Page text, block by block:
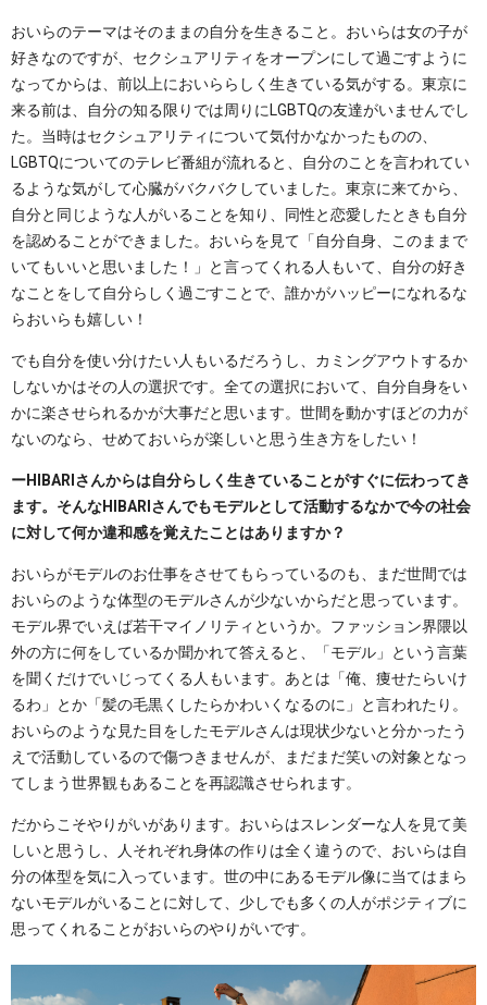
おいらのテーマはそのままの自分を生きること。おいらは女の子が
好きなのですが、セクシュアリティをオープンにして過ごすように
なってからは、前以上においららしく生きている気がする。東京に
来る前は、自分の知る限りでは周りにLGBTQの友達がいませんでし
た。当時はセクシュアリティについて気付かなかったものの、
LGBTQについてのテレビ番組が流れると、自分のことを言われてい
るような気がして心臓がバクバクしていました。東京に来てから、
自分と同じような人がいることを知り、同性と恋愛したときも自分
を認めることができました。おいらを見て「自分自身、このままで
いてもいいと思いました！」と言ってくれる人もいて、自分の好き
なことをして自分らしく過ごすことで、誰かがハッピーになれるな
らおいらも嬉しい！
でも自分を使い分けたい人もいるだろうし、カミングアウトするか
しないかはその人の選択です。全ての選択において、自分自身をい
かに楽させられるかが大事だと思います。世間を動かすほどの力が
ないのなら、せめておいらが楽しいと思う生き方をしたい！
ーHIBARIさんからは自分らしく生きていることがすぐに伝わってき
ます。そんなHIBARIさんでもモデルとして活動するなかで今の社会
に対して何か違和感を覚えたことはありますか？
おいらがモデルのお仕事をさせてもらっているのも、まだ世間では
おいらのような体型のモデルさんが少ないからだと思っています。
モデル界でいえば若干マイノリティというか。ファッション界隈以
外の方に何をしているか聞かれて答えると、「モデル」という言葉
を聞くだけでいじってくる人もいます。あとは「俺、痩せたらいけ
るわ」とか「髪の毛黒くしたらかわいくなるのに」と言われたり。
おいらのような見た目をしたモデルさんは現状少ないと分かったう
えで活動しているので傷つきませんが、まだまだ笑いの対象となっ
てしまう世界観もあることを再認識させられます。
だからこそやりがいがあります。おいらはスレンダーな人を見て美
しいと思うし、人それぞれ身体の作りは全く違うので、おいらは自
分の体型を気に入っています。世の中にあるモデル像に当てはまら
ないモデルがいることに対して、少しでも多くの人がポジティブに
思ってくれることがおいらのやりがいです。